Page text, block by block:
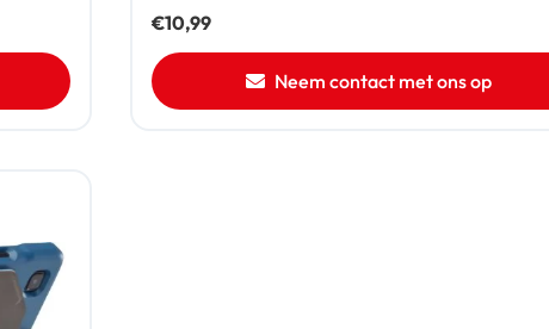
€10,99
Neem contact met ons op